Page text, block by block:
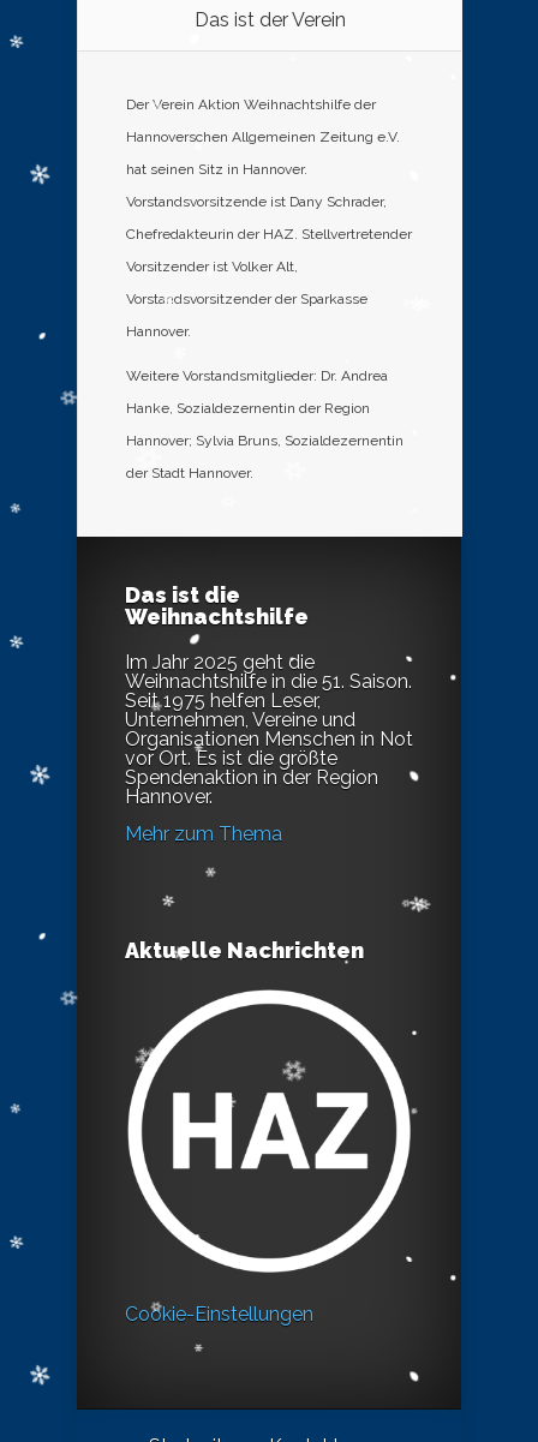
Das ist der Verein
Der Verein Aktion Weihnachtshilfe der
Hannoverschen Allgemeinen Zeitung e.V.
hat seinen Sitz in Hannover.
Vorstandsvorsitzende ist Dany Schrader,
Chefredakteurin der HAZ. Stellvertretender
Vorsitzender ist Volker Alt,
Vorstandsvorsitzender der Sparkasse
Hannover.
Weitere Vorstandsmitglieder: Dr. Andrea
Hanke, Sozialdezernentin der Region
Hannover; Sylvia Bruns, Sozialdezernentin
der Stadt Hannover.
Das ist die
Weihnachtshilfe
Im Jahr 2025 geht die
Weihnachtshilfe in die 51. Saison.
Seit 1975 helfen Leser,
Unternehmen, Vereine und
Organisationen Menschen in Not
vor Ort. Es ist die größte
Spendenaktion in der Region
Hannover.
Mehr zum Thema
Aktuelle Nachrichten
Cookie-Einstellungen